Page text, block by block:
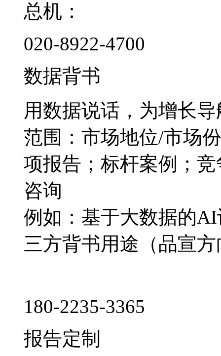
总机：
020-8922-4700
数据背书
用数据说话，为增长导
范围：市场地位/市场
项报告；标杆案例；
咨询
例如：基于大数据的
三方背书用途（品宣
180-2235-3365
报告定制